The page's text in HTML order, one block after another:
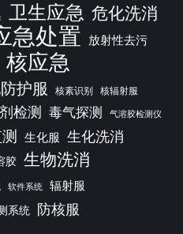
卫生应急 危化洗消
急处置
放射性去污
核应急
护服 核素识别 核辐射服
检测 毒气探测 气溶胶检测仪
生化服 生化洗消
胶 生物洗消
软件系统 辐射服
系统 防核服